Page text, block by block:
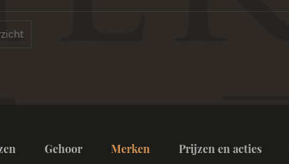
Gehoor Merken Prijzen en acties